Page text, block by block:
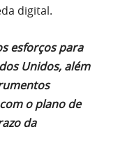
digital.
esforços para
Unidos, além
o plano de
da